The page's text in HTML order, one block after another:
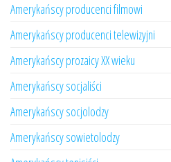
Amerykańscy producenci filmowi
Amerykańscy producenci telewizyjni
Amerykańscy prozaicy XX wieku
Amerykańscy socjaliści
Amerykańscy socjolodzy
Amerykańscy sowietolodzy